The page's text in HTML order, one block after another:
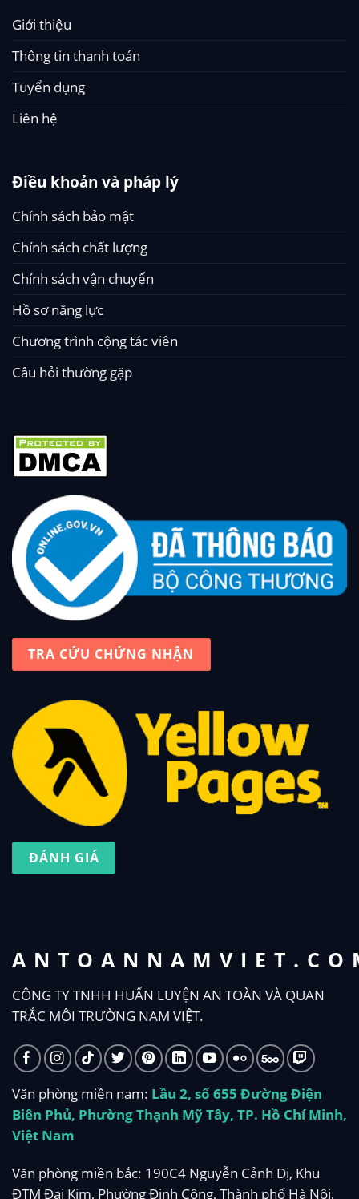
CÔNG TY TNHH HUẤN LUYỆN AN TOÀN VÀ QUAN
TRẮC MÔI TRƯỜNG NAM VIỆT.
Văn phòng miền nam: Lầu 2, số 655 Đường Điện
Biên Phủ, Phường Thạnh Mỹ Tây, TP. Hồ Chí Minh,
Việt Nam
Văn phòng miền bắc: 190C4 Nguyễn Cảnh Dị, Khu
ĐTM Đại Kim, Phường Định Công, Thành phố Hà Nội,
Giới thiệu
Thông tin thanh toán
Tuyển dụng
Liên hệ
Điều khoản và pháp lý
Chính sách bảo mật
Chính sách chất lượng
Chính sách vận chuyển
Hồ sơ năng lực
Chương trình cộng tác viên
Câu hỏi thường gặp
TRA CỨU CHỨNG NHẬN
ĐÁNH GIÁ